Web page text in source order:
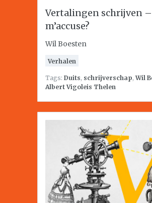
Vertalingen schrijven –
m’accuse?
Wil Boesten
Verhalen
Tags: Duits, schrijverschap,Wil
Albert Vigoleis Thelen